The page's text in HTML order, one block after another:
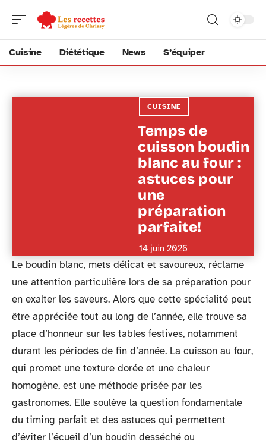
Cuisine Diététique News S’équiper
CUISINE
Temps de
cuisson boudin
blanc au four :
astuces pour
une
préparation
parfaite!
14 juin 2026
Le boudin blanc, mets délicat et savoureux, réclame
une attention particulière lors de sa préparation pour
en exalter les saveurs. Alors que cette spécialité peut
être appréciée tout au long de l’année, elle trouve sa
place d’honneur sur les tables festives, notamment
durant les périodes de fin d’année. La cuisson au four,
qui promet une texture dorée et une chaleur
homogène, est une méthode prisée par les
gastronomes. Elle soulève la question fondamentale
du timing parfait et des astuces qui permettent
d’éviter l’écueil d’un boudin desséché ou